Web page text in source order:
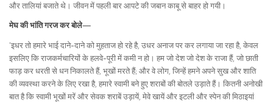
और तालियां बजाते थे। जीवन में पहली बार आपटे की जबान काबू से बाहर हो गयी।
मेघ की भांति गरज कर बोले—
‘इधर तो हमारे भाई दाने-दाने को मुहताज हो रहे है, उधर अनाज पर कर लगाया जा रहा है, केवल
इसलिए कि राजकर्मचारियों के हलवे-पूरी में कमी न हो। हम जो देश जो देश के राजा हैं, जो छाती
फाड़ कर धरती से धन निकालते हैं, भूखों मरते हैं; और वे लोग, जिन्हें हमने अपने सुख और शाति
की व्यवस्था करने के लिए रखा है, हमारे स्वामी बने हुए शराबों की बोतले उड़ाते हैं। कितनी अनोखी
बात है कि स्वामी भूखों मरें और सेवक शराबें उड़ायें, मेवे खायें और इटली और स्पेन की मिठाइयां